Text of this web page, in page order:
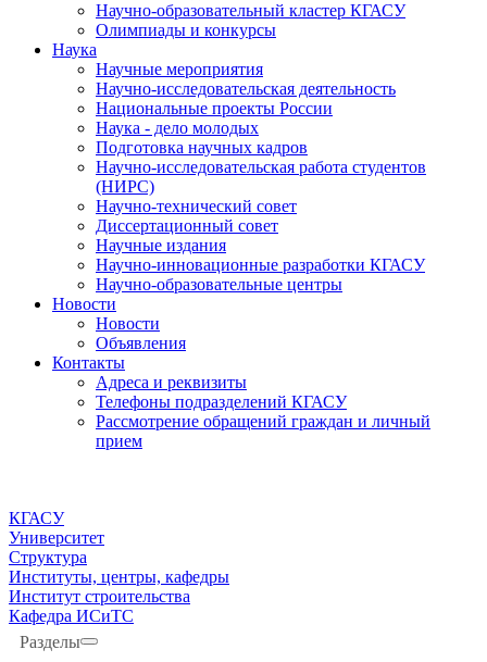
Научно-образовательный кластер КГАСУ
Олимпиады и конкурсы
Наука
Научные мероприятия
Научно-исследовательская деятельность
Национальные проекты России
Наука - дело молодых
Подготовка научных кадров
Научно-исследовательская работа студентов
(НИРС)
Научно-технический совет
Диссертационный совет
Научные издания
Научно-инновационные разработки КГАСУ
Научно-образовательные центры
Новости
Новости
Объявления
Контакты
Адреса и реквизиты
Телефоны подразделений КГАСУ
Рассмотрение обращений граждан и личный
прием
КГАСУ
Университет
Структура
Институты, центры, кафедры
Институт строительства
Кафедра ИСиТС
Разделы